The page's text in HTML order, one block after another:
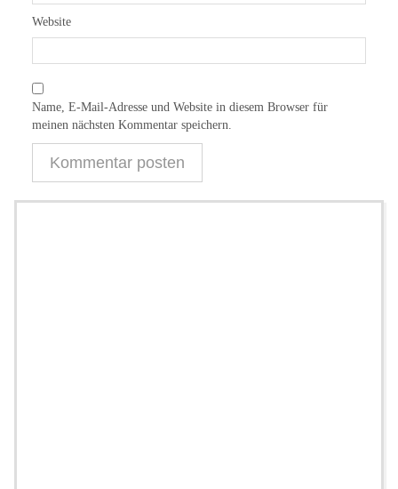
Website
Name, E-Mail-Adresse und Website in diesem Browser für
meinen nächsten Kommentar speichern.